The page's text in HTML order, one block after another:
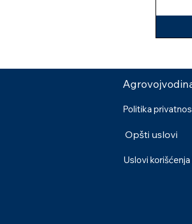
Politika
Opšti uslovi
Uslovi